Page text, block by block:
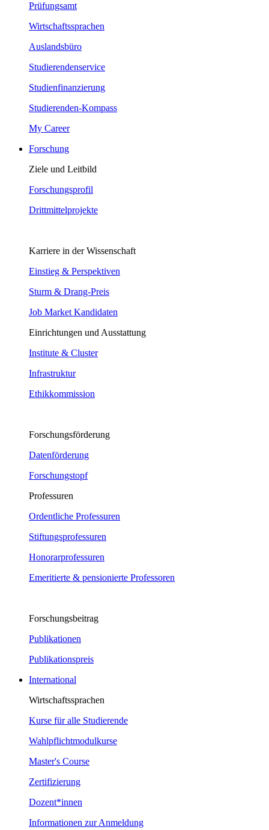
Prüfungsamt
Wirtschaftssprachen
Auslandsbüro
Studierendenservice
Studienfinanzierung
Studierenden-Kompass
My Career
Forschung
Ziele und Leitbild
Forschungsprofil
Drittmittelprojekte
Karriere in der Wissenschaft
Einstieg & Perspektiven
Sturm & Drang-Preis
Job Market Kandidaten
Einrichtungen und Ausstattung
Institute & Cluster
Infrastruktur
Ethikkommission
Forschungsförderung
Datenförderung
Forschungstopf
Professuren
Ordentliche Professuren
Stiftungsprofessuren
Honorarprofessuren
Emeritierte & pensionierte Professoren
Forschungsbeitrag
Publikationen
Publikationspreis
International
Wirtschaftssprachen
Kurse für alle Studierende
Wahlpflichtmodulkurse
Master's Course
Zertifizierung
Dozent*innen
Informationen zur Anmeldung